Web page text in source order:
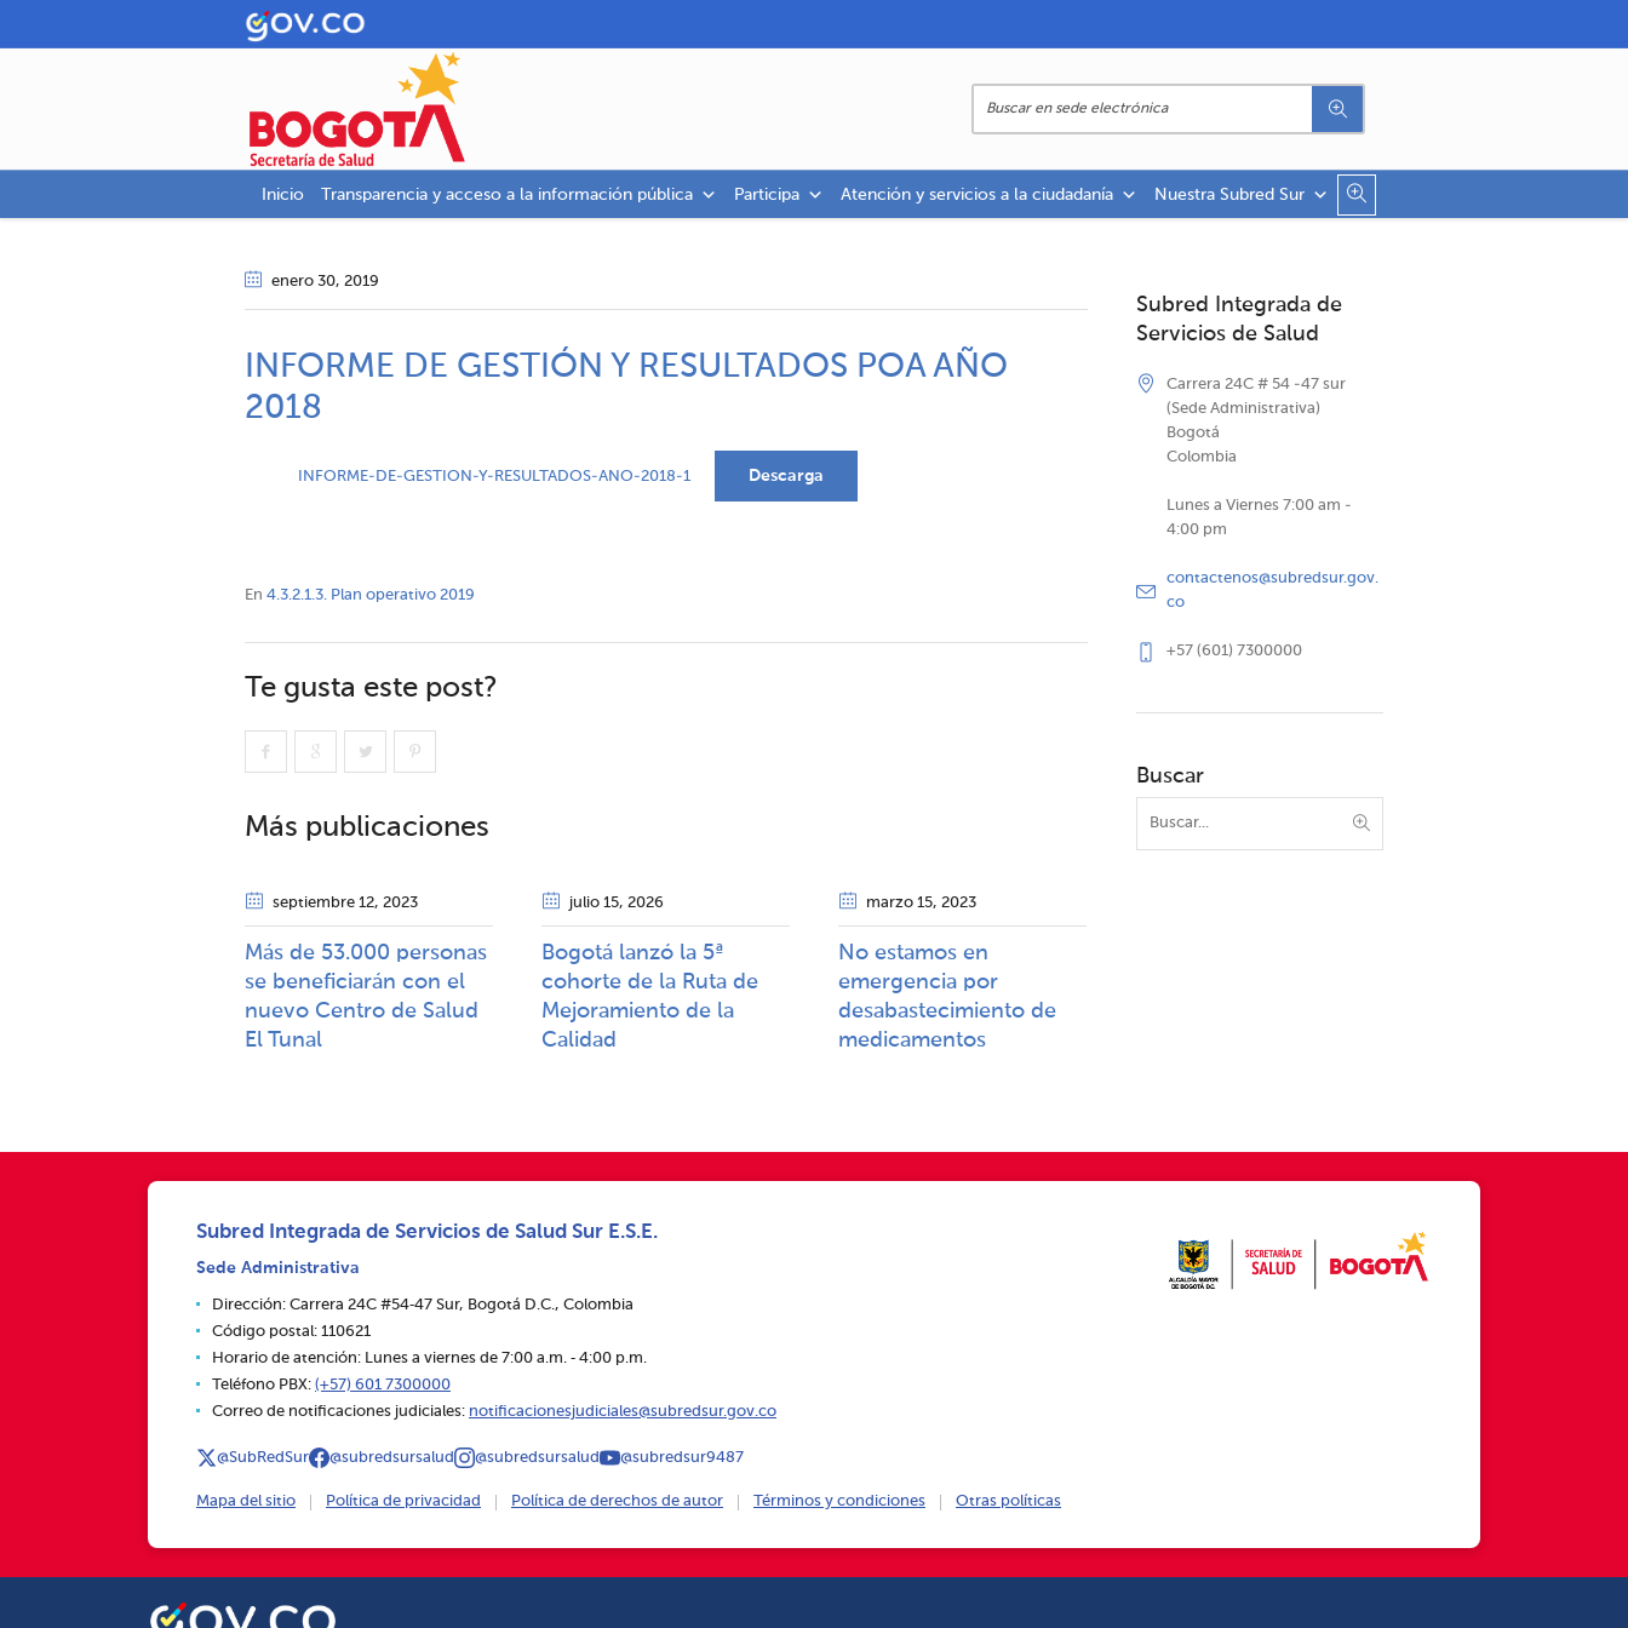
Inicio Transparencia y acceso a la información pública Participa Atención y servicios a la ciudadanía Nuestra Subred Sur
enero 30, 2019
INFORME DE GESTIÓN Y RESULTADOS POA AÑO
2018
INFORME-DE-GESTION-Y-RESULTADOS-ANO-2018-1 Descarga
En 4.3.2.1.3. Plan operativo 2019
Te gusta este post?
Más publicaciones
septiembre 12, 2023
Más de 53.000 personas
se beneficiarán con el
nuevo Centro de Salud
El Tunal
julio 15, 2026
Bogotá lanzó la 5ª
cohorte de la Ruta de
Mejoramiento de la
Calidad​​
marzo 15, 2023
No estamos en
emergencia por
desabastecimiento de
medicamentos
Subred Integrada de
Servicios de Salud
Carrera 24C # 54 -47 sur
(Sede Administrativa)
Bogotá
Colombia
Lunes a Viernes 7:00 am -
4:00 pm
contactenos@subredsur.gov.
co
+57 (601) 7300000
Buscar
Subred Integrada de Servicios de Salud Sur E.S.E.
Sede Administrativa
Dirección: Carrera 24C #54‑47 Sur, Bogotá D.C., Colombia
Código postal: 110621
Horario de atención: Lunes a viernes de 7:00 a.m. ‑ 4:00 p.m.
Teléfono PBX: (+57) 601 7300000
Correo de notificaciones judiciales: notificacionesjudiciales@subredsur.gov.co
@SubRedSur @subredsursalud @subredsursalud @subredsur9487
Mapa del sitio Política de privacidad Política de derechos de autor Términos y condiciones Otras políticas